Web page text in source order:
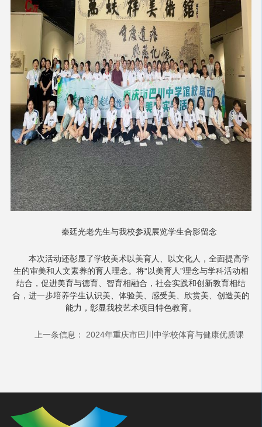
秦廷光老先生与我校参观展览学生合影留念
本次活动还彰显了学校美术以美育人、以文化人，全面提高学
生的审美和人文素养的育人理念。将“以美育人”理念与学科活动相
结合，促进美育与德育、智育相融合，社会实践和创新教育相结
合，进一步培养学生认识美、体验美、感受美、欣赏美、创造美的
能力，彰显我校艺术项目特色教育。
上一条信息： 2024年重庆市巴川中学校体育与健康优质课